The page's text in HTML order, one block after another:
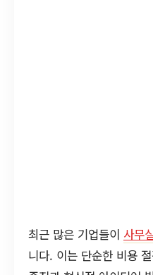
최근 많은 기업들이 사무
니다. 이는 단순한 비용